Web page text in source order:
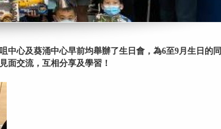
心及葵涌中心早前均舉辦了生日會，為6至9月生日的同
面交流，互相分享及學習！